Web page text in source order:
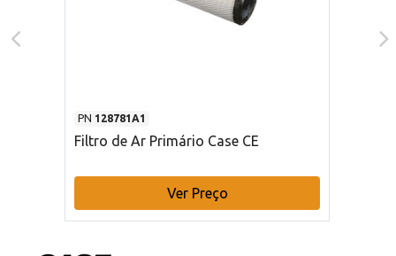
PN 128781A1
Filtro de Ar Primário Case CE
Ver Preço